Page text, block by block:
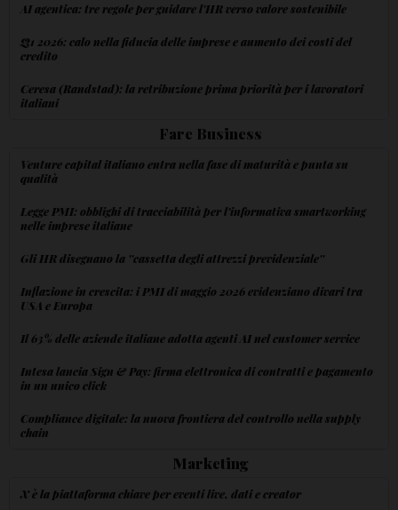
AI agentica: tre regole per guidare l'HR verso valore sostenibile
Q1 2026: calo nella fiducia delle imprese e aumento dei costi del
credito
Ceresa (Randstad): la retribuzione prima priorità per i lavoratori
italiani
Fare Business
Venture capital italiano entra nella fase di maturità e punta su
qualità
Legge PMI: obblighi di tracciabilità per l'informativa smartworking
nelle imprese italiane
Gli HR disegnano la ''cassetta degli attrezzi previdenziale''
Inflazione in crescita: i PMI di maggio 2026 evidenziano divari tra
USA e Europa
Il 63% delle aziende italiane adotta agenti AI nel customer service
Intesa lancia Sign & Pay: firma elettronica di contratti e pagamento
in un unico click
Compliance digitale: la nuova frontiera del controllo nella supply
chain
Marketing
X è la piattaforma chiave per eventi live, dati e creator